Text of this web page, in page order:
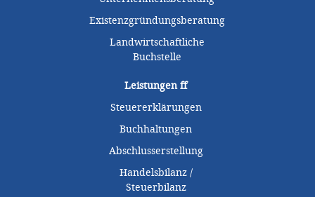
Existenzgründungsberatung
Landwirtschaftliche
Buchstelle
Leistungenff
Steuererklärungen
Buchhaltungen
Abschlusserstellung
Handelsbilanz /
Steuerbilanz